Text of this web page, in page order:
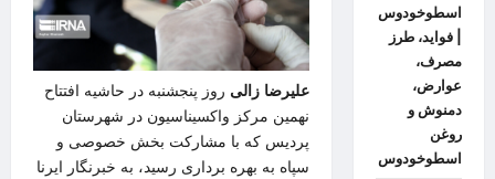
علیرضا زالی روز پنجشنبه در حاشیه افتتاح
نهمین مرکز واکسیناسیون در شهرستان
پردیس که با مشارکت بخش خصوصی و
سپاه به بهره برداری رسید، به خبرنگار ایرنا
اسطوخودوس
| فواید، طرز
مصرف،
عوارض،
دمنوش و
روغن
اسطوخودوس